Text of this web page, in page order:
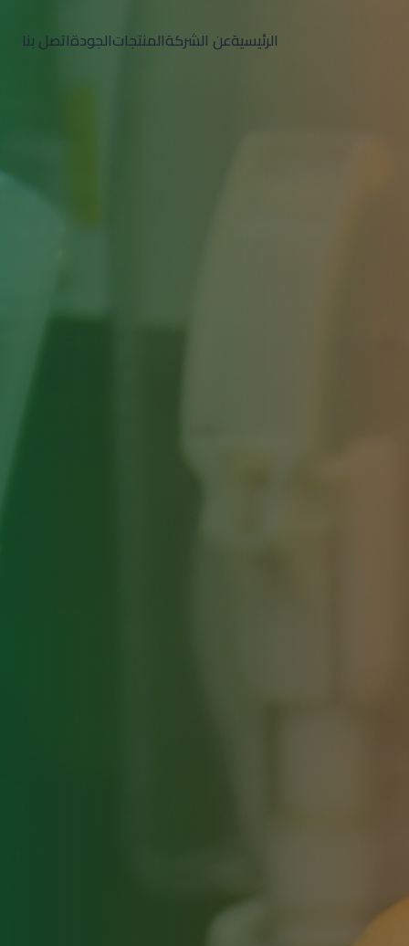
الرئيسيةعن الشركةالمنتجاتالجودةاتصل بنا